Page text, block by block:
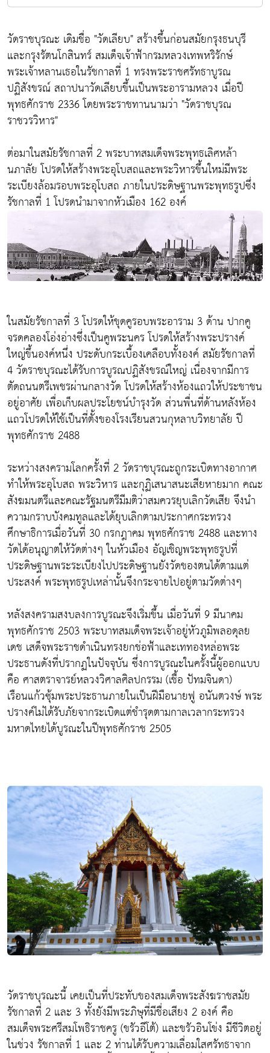
วัดราชบุรณะ เดิมชื่อ "วัดเลียบ" สร้างขึ้นก่อนสมัยกรุงธนบุรี
และกรุงรัตนโกสินทร์ สมเด็จเจ้าฟ้ากรมหลวงเทพหริรักษ์
พระเจ้าหลานเธอในรัชกาลที่ 1 ทรงพระราชศรัทธาบูรณ
ปฏิสังขรณ์ สถาปนาวัดเลียบขึ้นเป็นพระอารามหลวง เมื่อปี
พุทธศักราช 2336 โดยพระราชทานนามว่า "วัดราชบุรณ
ราชวรวิหาร"
ต่อมาในสมัยรัชกาลที่ 2 พระบาทสมเด็จพระพุทธเลิศหล้า
นภาลัย โปรดให้สร้างพระอุโบสถและพระวิหารขึ้นใหม่มีพระ
ระเบียงล้อมรอบพระอุโบสถ ภายในประดิษฐานพระพุทธรูปซึ่ง
รัชกาลที่ 1 โปรดนำมาจากหัวเมือง 162 องค์
ในสมัยรัชกาลที่ 3 โปรดให้ขุดคูรอบพระอาราม 3 ด้าน ปากคู
จรดคลองโอ่งอ่างซึ่งเป็นคูพระนคร โปรดให้สร้างพระปรางค์
ใหญ่ขึ้นองค์หนึ่ง ประดับกระเบื้องเคลือบทั้งองค์ สมัยรัชกาลที่
4 วัดราชบุรณะได้รับการบูรณปฏิสังขรณ์ใหญ่ เนื่องจากมีการ
ตัดถนนตรีเพชรผ่านกลางวัด โปรดให้สร้างห้องแถวให้ประชาชน
อยู่อาศัย เพื่อเก็บผลประโยชน์บำรุงวัด ส่วนพื่นที่ด้านหลังห้อง
แถวโปรดให้ใช้เป็นที่ตั้งของโรงเรียนสวนกุหลาบวิทยาลัย ปี
พุทธศักราช 2488
ระหว่างสงครามโลกครั้งที่ 2 วัดราชบุรณะถูกระเบิดทางอากาศ
ทำให้พระอุโบสถ พระวิหาร และกุฏิเสนาสนะเสียหายมาก คณะ
สังฆมนตรีและคณะรัฐมนตรีมีมติว่าสมควรยุบเลิกวัดเสีย จึงนำ
ความกราบบังคมทูลและได้ยุบเลิกตามประกาศกระทรวง
ศึกษาธิการเมื่อวันที่ 30 กรกฎาคม พุทธศักราช 2488 และทาง
วัดได้อนุญาตให้วัดต่างๆ ในหัวเมือง อัญเชิญพระพุทธรูปที่
ประดิษฐานพระระเบียงไปประดิษฐานยังวัดของตนได้ตามแต่
ประสงค์ พระพุทธรูปเหล่านั้นจึงกระจายไปอยู่ตามวัดต่างๆ
หลังสงครามสงบลงการบูรณะจึงเริ่มขึ้น เมื่อวันที่ 9 มีนาคม
พุทธศักราช 2503 พระบาทสมเด็จพระเจ้าอยู่หัวภูมิพลอดุลย
เดช เสด็จพระราชดำเนินทรงยกช่อฟ้าและเททองหล่อพระ
ประธานดังที่ปรากฏในปัจจุบัน ซึ่งการบูรณะในครั้งนี้ผู้ออกแบบ
คือ ศาสตราจารย์หลวงวิศาลศิลปกรรม (เชื้อ ปัทมจินดา)
เรือนแก้วซุ้มพระประธานภายในเป็นฝีมือนายฟู อนันตวงษ์ พระ
ปรางค์ไม่ได้รับภัยจากระเบิดแต่ชำรุดตามกาลเวลากระทรวง
มหาดไทยได้บูรณะในปีพุทธศักราช 2505
วัดราชบุรณะนี้ เคยเป็นที่ประทับของสมเด็จพระสังฆราชสมัย
รัชกาลที่ 2 และ 3 ทั้งยังมีพระภิษุที่มีชื่อเสียง 2 องค์ คือ
สมเด็จพระศรีสมโพธิราชครู (ขรัวอีโต้) และขรัวอินโข่ง มีชีวิตอยู่
ในช่วง รัชกาลที่ 1 และ 2 ท่านได้รับความเลื่อมใสศรัทธาจาก